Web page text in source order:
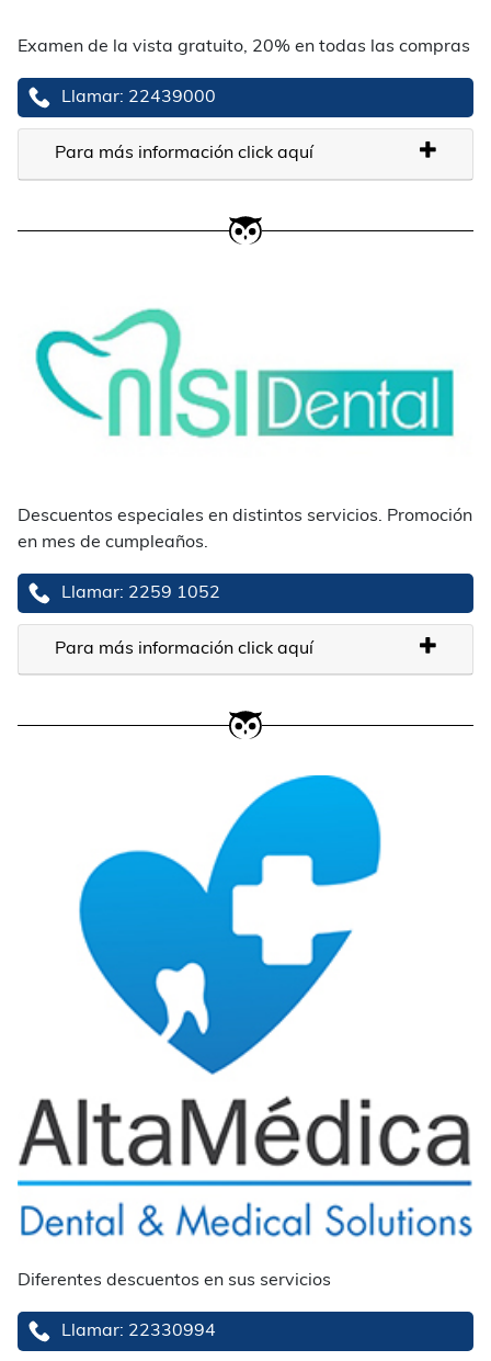
Examen de la vista gratuito, 20% en todas las compras
Llamar: 22439000
Para más información click aquí
Descuentos especiales en distintos servicios. Promoción
en mes de cumpleaños.
Llamar: 2259 1052
Para más información click aquí
Diferentes descuentos en sus servicios
Llamar: 22330994